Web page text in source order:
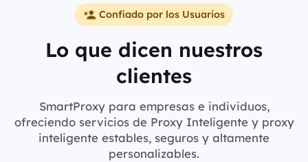
Confiado por los Usuarios
Lo que dicen nuestros
clientes
SmartProxy para empresas e individuos,
ofreciendo servicios de Proxy Inteligente y proxy
inteligente estables, seguros y altamente
personalizables.